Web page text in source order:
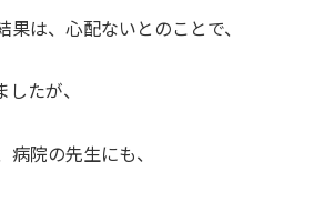
は、心配ないとのことで、
たが、
院の先生にも、